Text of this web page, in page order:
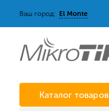
Ваш город: El Monte
Каталог товаров